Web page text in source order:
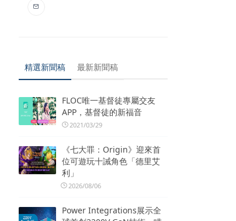
精選新聞稿 最新新聞稿
FLOC唯一基督徒專屬交友
APP，基督徒的新福音
2021/03/29
《七大罪：Origin》迎來首
位可遊玩十誡角色「德里艾
利」
2026/08/06
Power Integrations展示全